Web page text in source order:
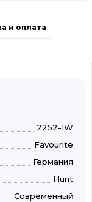
и оплата
2252-1W
Favourite
Германия
Hunt
Современный